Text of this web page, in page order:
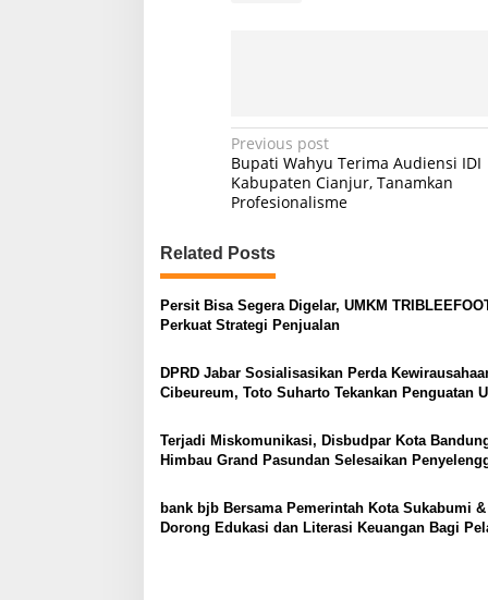
P
o
s
t
n
a
v
i
g
t
o
Previous post
Bupati Wahyu Terima Audiensi IDI
Kabupaten Cianjur, Tanamkan
Profesionalisme
Related Posts
Persit Bisa Segera Digelar, UMKM
Perkuat Strategi Penjualan
DPRD Jabar Sosialisasikan Perda
Cibeureum, Toto Suharto Tekankan Penguatan
Terjadi Miskomunikasi, Disbudpar Kota
Himbau Grand Pasundan Selesaikan
bank bjb Bersama Pemerintah Kota Sukabumi &
Dorong Edukasi dan Literasi Keuangan Bagi